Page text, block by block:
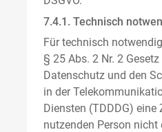
7.4.1. Technisch
Für technisch
§ 25 Abs. 2 Nr. 2 Gesetz
Datenschutz und den
in der
Diensten (TDDDG)
nutzenden Person nicht